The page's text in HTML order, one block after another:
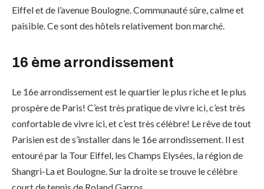
Eiffel et de l’avenue Boulogne. Communauté sûre, calme et
paisible. Ce sont des hôtels relativement bon marché.
16 ème arrondissement
Le 16e arrondissement est le quartier le plus riche et le plus
prospère de Paris! C’est très pratique de vivre ici, c’est très
confortable de vivre ici, et c’est très célèbre! Le rêve de tout
Parisien est de s’installer dans le 16e arrondissement. Il est
entouré par la Tour Eiffel, les Champs Elysées, la région de
Shangri-La et Boulogne. Sur la droite se trouve le célèbre